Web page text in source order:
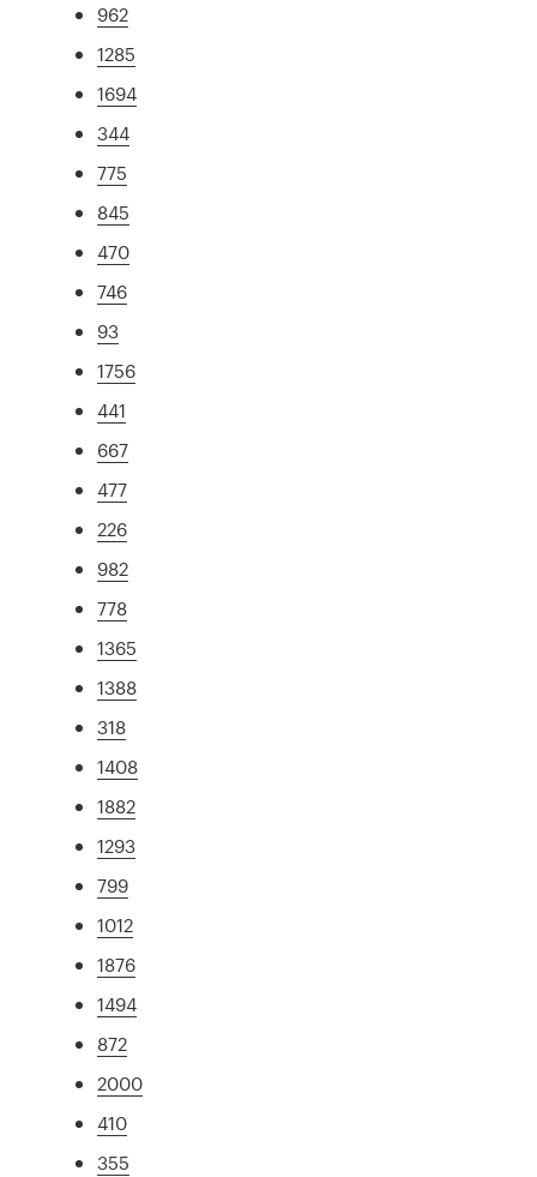
962
1285
1694
344
775
845
470
746
93
1756
441
667
477
226
982
778
1365
1388
318
1408
1882
1293
799
1012
1876
1494
872
2000
410
355